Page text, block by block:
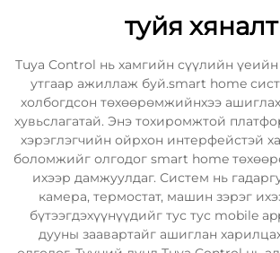
Бидэнтэй холбоо барих
туйя хяналт
Tuya Control нь хамгийн сүүлийн
утгаар ажиллаж буй.smart home
холбогдсон төхөөрөмжийнхээ
хувьслагатай. Энэ тохиромжтой
хэрэглэгчийн ойрхон интерфейстэй
боломжийг олгодог smart home
ихээр дамжуулдаг. Систем нь
камера, термостат, машин зэрэг
бүтээгдэхүүнүүдийг тус тус mobile
дууны заавартайг ашиглан